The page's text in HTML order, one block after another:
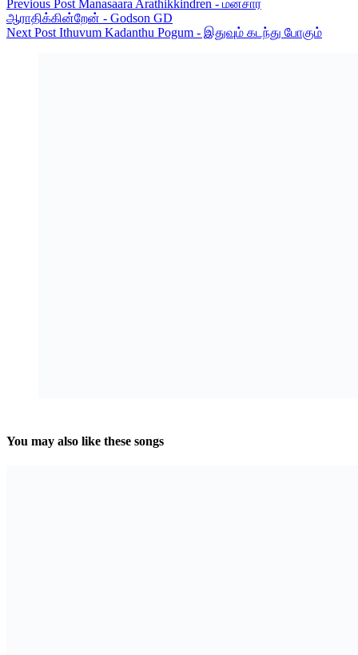
Previous Post Manasaara Arathikkindren - மனசார
ஆராதிக்கின்றேன் - Godson GD
Next Post Ithuvum Kadanthu Pogum - இதுவும் கடந்து போகும்
You may also like these songs